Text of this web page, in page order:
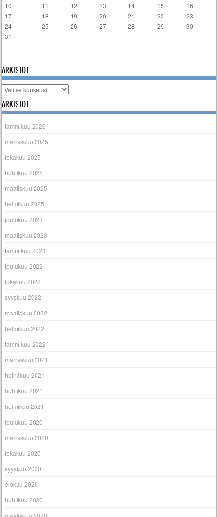
10
11 12 13 14 15
16
17
18 19 20 21 22
23
24
25 26 27 28 29
30
31
ARKISTOT
Arkistot
ARKISTOT
tammikuu 2026
marraskuu 2025
lokakuu 2025
huhtikuu 2025
maaliskuu 2025
helmikuu 2025
joulukuu 2023
maaliskuu 2023
tammikuu 2023
joulukuu 2022
lokakuu 2022
syyskuu 2022
maaliskuu 2022
helmikuu 2022
tammikuu 2022
marraskuu 2021
heinäkuu 2021
huhtikuu 2021
helmikuu 2021
joulukuu 2020
marraskuu 2020
lokakuu 2020
syyskuu 2020
elokuu 2020
huhtikuu 2020
maaliskuu 2020